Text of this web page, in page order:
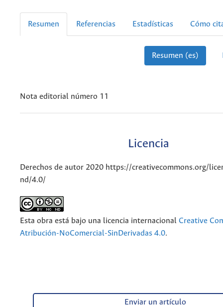
Resumen Referencias Estadísticas Cómo
Resumen (es)
Nota editorial número 11
Licencia
Derechos de autor 2020 https://creativecommons.org/
nd/4.0/
Esta obra está bajo una licencia internacional Creative
Atribución-NoComercial-SinDerivadas 4.0.
Enviar un artículo